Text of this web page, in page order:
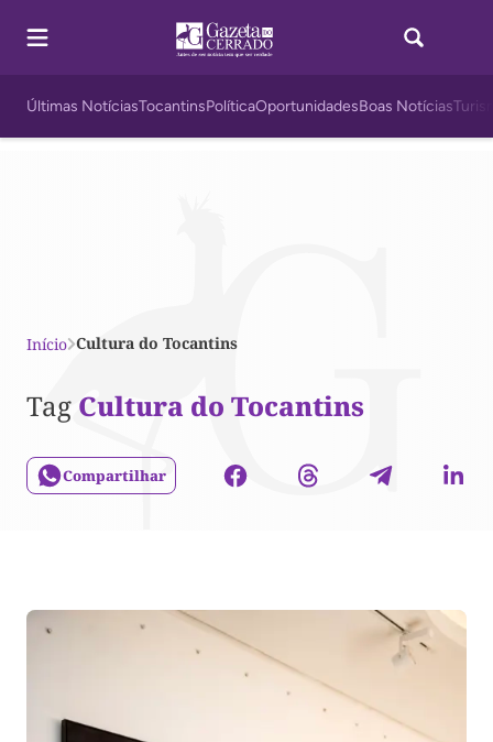
Últimas NotíciasTocantinsPolíticaOportunidadesBoas Notícias
Início Cultura do Tocantins
Tag Cultura do Tocantins
Compartilhar